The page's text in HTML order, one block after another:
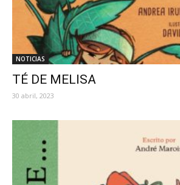
NOTICIAS
TÉ DE MELISA
30 abril, 2023